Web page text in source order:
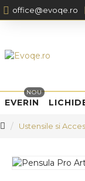
office@evoqe.ro
EVERIN
NOU
Ustensile si